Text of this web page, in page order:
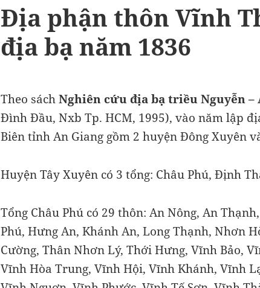
Địa phận thôn Vĩnh
địa bạ năm 1836
Theo sáchNghiên cứu địa bạ triều Nguyễn –
Đình Đầu, Nxb Tp. HCM, 1995), vào năm lập
Biên tỉnh An Giang gồm 2 huyện Đông Xuyên
Huyện Tây Xuyên có 3 tổng: Châu Phú, Định
Tổng Châu Phú có 29 thôn: An Nông, An
Phú, Hưng An, Khánh An, Long Thạnh, Nhơn
Cường, Thân Nhơn Lý, Thới Hưng, Vĩnh Bảo,
Vĩnh Hòa Trung, Vĩnh Hội, Vĩnh Khánh, Vĩnh